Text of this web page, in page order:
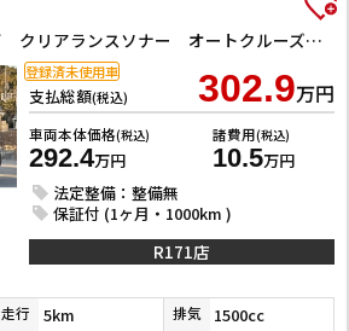
Z 全周囲カメラ ナビ クリアランスソナー オートクルーズコントロール レーンアシスト 衝突被害軽減システム 両側スライドドア オートライト LEDヘッドランプ スマートキー 3列シート CVT USB
支払総額(税込) 302.9万円
車両本体価格(税込)
292.4万円
諸費用(税込)
10.5万円
法定整備：整備無
保証付 (1ヶ月・1000km )
登録済未使用車
R171店
走行 5km 排気 1500cc